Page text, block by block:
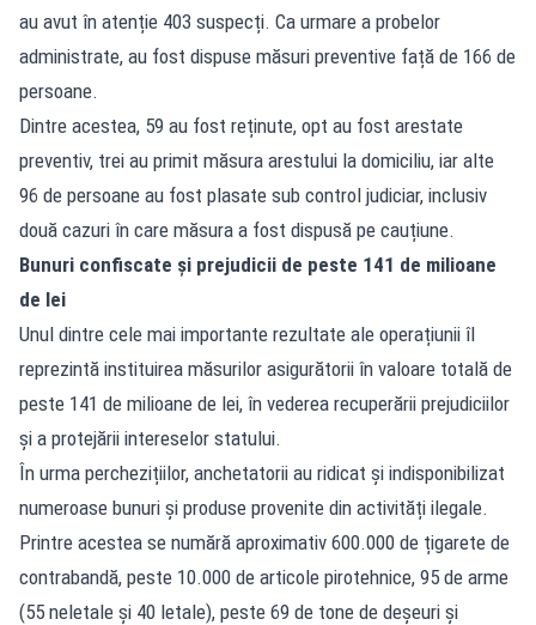
au avut în atenție 403 suspecți. Ca urmare a probelor
administrate, au fost dispuse măsuri preventive față de 166 de
persoane.
Dintre acestea, 59 au fost reținute, opt au fost arestate
preventiv, trei au primit măsura arestului la domiciliu, iar alte
96 de persoane au fost plasate sub control judiciar, inclusiv
două cazuri în care măsura a fost dispusă pe cauțiune.
Bunuri confiscate și prejudicii de peste 141 de milioane
de lei
Unul dintre cele mai importante rezultate ale operațiunii îl
reprezintă instituirea măsurilor asigurătorii în valoare totală de
peste 141 de milioane de lei, în vederea recuperării prejudiciilor
și a protejării intereselor statului.
În urma perchezițiilor, anchetatorii au ridicat și indisponibilizat
numeroase bunuri și produse provenite din activități ilegale.
Printre acestea se numără aproximativ 600.000 de țigarete de
contrabandă, peste 10.000 de articole pirotehnice, 95 de arme
(55 neletale și 40 letale), peste 69 de tone de deșeuri și